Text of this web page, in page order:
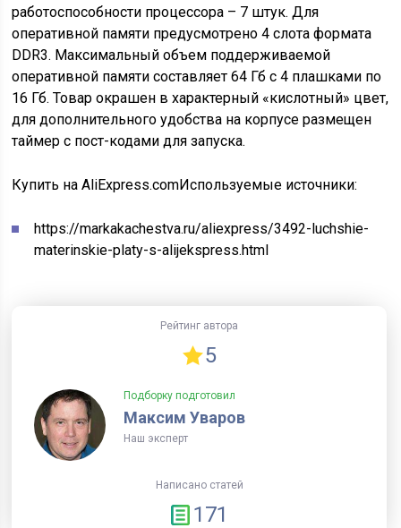
работоспособности процессора – 7 штук. Для
оперативной памяти предусмотрено 4 слота формата
DDR3. Максимальный объем поддерживаемой
оперативной памяти составляет 64 Гб с 4 плашками по
16 Гб. Товар окрашен в характерный «кислотный» цвет,
для дополнительного удобства на корпусе размещен
таймер с пост-кодами для запуска.
Купить на AliExpress.comИспользуемые источники:
https://markakachestva.ru/aliexpress/3492-luchshie-
materinskie-platy-s-alijekspress.html
Рейтинг автора
5
Подборку подготовил
Максим Уваров
Наш эксперт
Написано статей
171